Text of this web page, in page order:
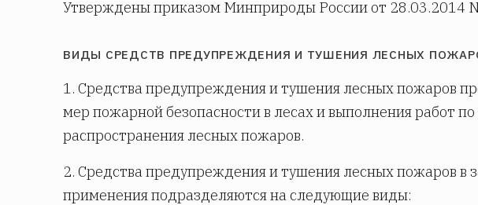
Утверждены приказом Минприроды России от 28.03.2014
ВИДЫ СРЕДСТВ ПРЕДУПРЕЖДЕНИЯ И ТУШЕНИЯ ЛЕСНЫХ
1. Средства предупреждения и тушения лесных пожаров
мер пожарной безопасности в лесах и выполнения работ
распространения лесных пожаров.
2. Средства предупреждения и тушения лесных пожаров в
применения подразделяются на следующие виды: